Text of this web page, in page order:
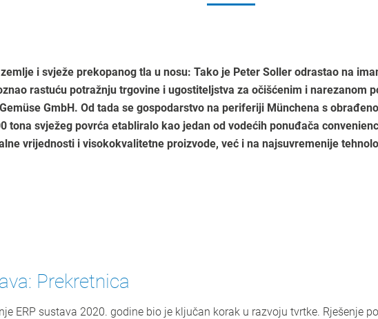
i svježe prekopanog tla u nosu: Tako je Peter Soller odrastao na
rastuću potražnju trgovine i ugostiteljstva za očišćenim i narezanom
GmbH. Od tada se gospodarstvo na periferiji Münchena s
tona svježeg povrća etabliralo kao jedan od vodećih ponuđača
vrijednosti i visokokvalitetne proizvode, već i na najsuvremenije
Prekretnica
ERP sustava 2020. godine bio je ključan korak u razvoju tvrtke. Rješenje